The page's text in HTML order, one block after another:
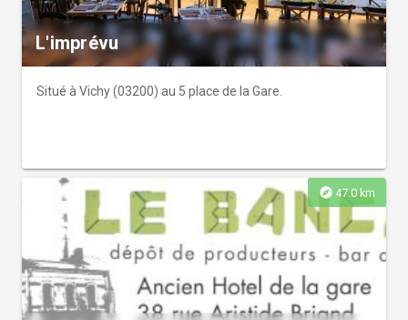
L'imprévu
Situé à Vichy (03200) au 5 place de la Gare.
explore 47.0 km